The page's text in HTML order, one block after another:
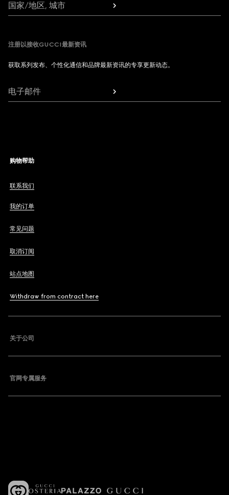
国家/地区, 城市
注册以接收GUCCI最新资讯
获取系列发布、个性化通信和品牌最新资讯的专享更新动态。
电子邮件
购物帮助
联系我们
我的订单
常见问题
取消订阅
站点地图
Withdraw from contract here
关于公司
官网专属服务